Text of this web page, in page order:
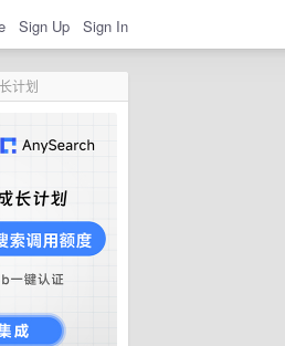
Sign Up Sign In
计划